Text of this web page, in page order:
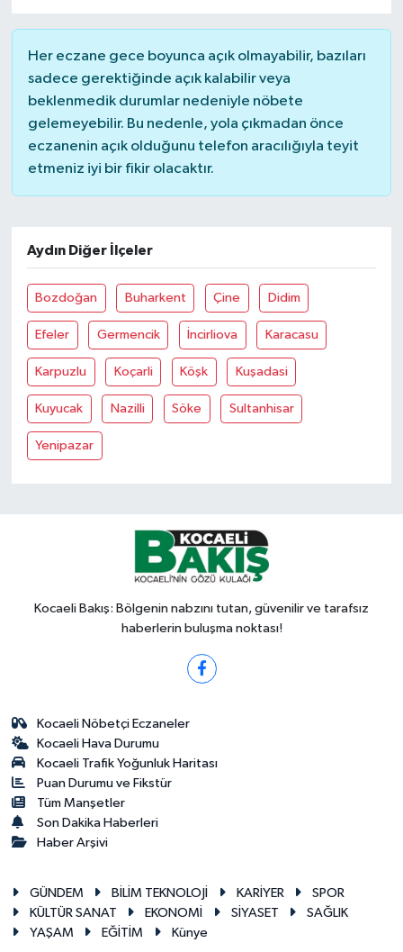
Her eczane gece boyunca açık olmayabilir, bazıları
sadece gerektiğinde açık kalabilir veya
beklenmedik durumlar nedeniyle nöbete
gelemeyebilir. Bu nedenle, yola çıkmadan önce
eczanenin açık olduğunu telefon aracılığıyla teyit
etmeniz iyi bir fikir olacaktır.
Aydın Diğer İlçeler
Bozdoğan Buharkent Çine Didim
Efeler Germencik İncirliova Karacasu
Karpuzlu Koçarli Köşk Kuşadasi
Kuyucak Nazilli Söke Sultanhisar
Yenipazar
Kocaeli Bakış: Bölgenin nabzını tutan, güvenilir ve tarafsız
haberlerin buluşma noktası!
Kocaeli Nöbetçi Eczaneler
Kocaeli Hava Durumu
Kocaeli Trafik Yoğunluk Haritası
Puan Durumu ve Fikstür
Tüm Manşetler
Son Dakika Haberleri
Haber Arşivi
GÜNDEM BİLİM TEKNOLOJİ KARİYER
SPOR
KÜLTÜR SANAT
EKONOMİ SİYASET
SAĞLIK
YAŞAM
EĞİTİM Künye